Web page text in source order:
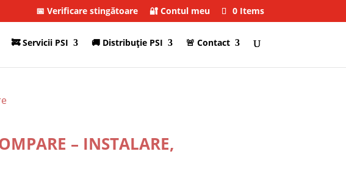
📅 Verificare stingătoare 🔐 Contul meu 0 Items
🚒 Servicii PSI 🚚 Distribuţie PSI 🚨 Contact
– INSTALARE,